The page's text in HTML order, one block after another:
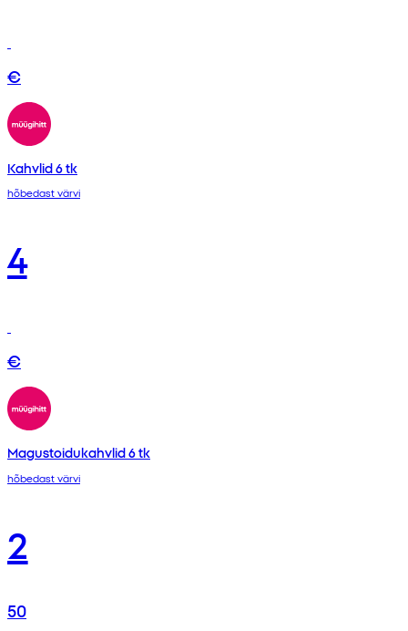
€
Kahvlid 6 tk
hõbedast värvi
4
€
Magustoidukahvlid 6 tk
hõbedast värvi
2
50